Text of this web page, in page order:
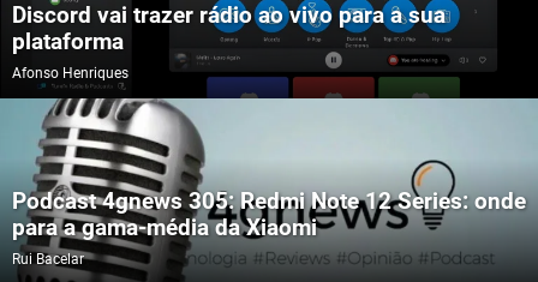
Discord vai trazer rádio ao vivo para a sua
plataforma
Afonso Henriques
Podcast 4gnews 305: Redmi Note 12 Series: onde
para a gama-média da Xiaomi
Rui Bacelar